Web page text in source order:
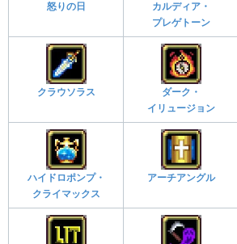
怒りの日
カルディア・
プレゲトーン
クラウソラス
ダーク・
イリュージョン
ハイドロポンプ・
クライマックス
アーチアングル